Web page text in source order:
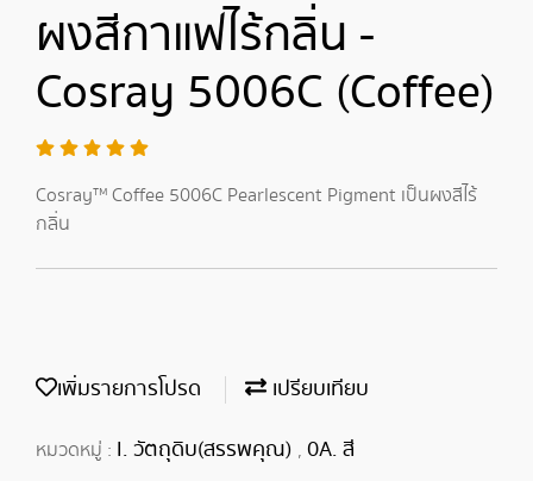
ผงสีกาแฟไร้กลิ่น -
Cosray 5006C (Coffee)
Cosray™ Coffee 5006C Pearlescent Pigment เป็นผงสีไร้
กลิ่น
เพิ่มรายการโปรด เปรียบเทียบ
หมวดหมู่ : I. วัตถุดิบ(สรรพคุณ) , 0A. สี